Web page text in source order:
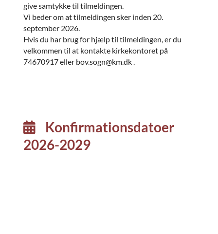
give samtykke til tilmeldingen.
Vi beder om at tilmeldingen sker inden 20.
september 2026.
Hvis du har brug for hjælp til tilmeldingen, er du
velkommen til at kontakte kirkekontoret på
74670917 eller bov.sogn@km.dk .
 Konfirmationsdatoer
2026-2029